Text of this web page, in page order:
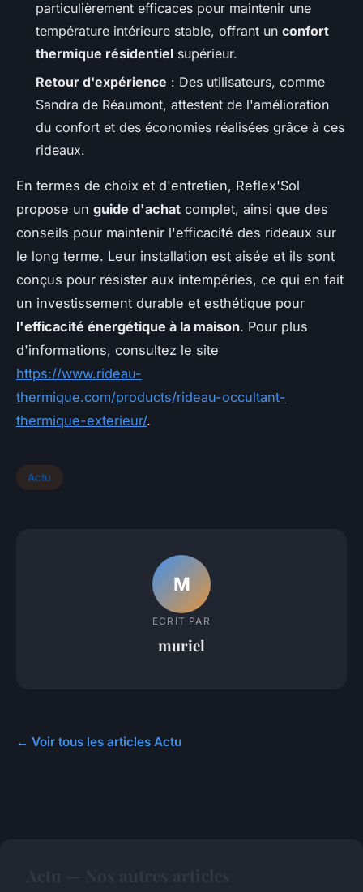
particulièrement efficaces pour maintenir une
température intérieure stable, offrant un confort
thermique résidentiel supérieur.
Retour d'expérience : Des utilisateurs, comme
Sandra de Réaumont, attestent de l'amélioration
du confort et des économies réalisées grâce à ces
rideaux.
En termes de choix et d'entretien, Reflex'Sol
propose un guide d'achat complet, ainsi que des
conseils pour maintenir l'efficacité des rideaux sur
le long terme. Leur installation est aisée et ils sont
conçus pour résister aux intempéries, ce qui en fait
un investissement durable et esthétique pour
l'efficacité énergétique à la maison. Pour plus
d'informations, consultez le site
https://www.rideau-
thermique.com/products/rideau-occultant-
thermique-exterieur/.
Actu
M
ECRIT PAR
muriel
← Voir tous les articles Actu